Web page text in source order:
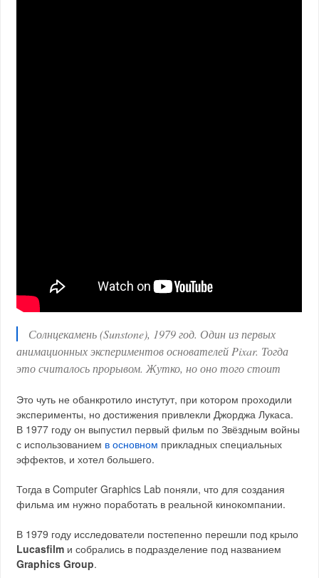
Солнцекамень (Sunstone), 1979 год. Один из первых
анимационных экспериментов основателей Pixar. Тогда
это считалось прорывом. Жутко, но оно того стоит
Это чуть не обанкротило инстутут, при котором проходили
эксперименты, но достижения привлекли Джорджа Лукаса.
В 1977 году он выпустил первый фильм по Звёздным войны
с использованием в основном прикладных специальных
эффектов, и хотел большего.
Тогда в Computer Graphics Lab поняли, что для создания
фильма им нужно поработать в реальной кинокомпании.
В 1979 году исследователи постепенно перешли под крыло
Lucasfilm и собрались в подразделение под названием
Graphics Group.